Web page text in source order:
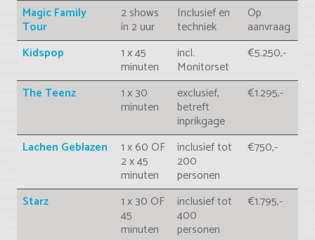
Magic Family
Tour
2 shows
in 2 uur
Inclusief en
techniek
Op
aanvraag
Kidspop
1 x 45
minuten
incl.
Monitorset
€5.250,-
The Teenz 1 x 30
minuten
exclusief,
betreft
inprikgage
€1.295,-
Lachen Geblazen 1 x 60 OF
2 x 45
minuten
inclusief tot
200
personen
€750,-
Starz 1 x 30 OF
45
minuten
inclusief tot
400
personen
€1.795,-